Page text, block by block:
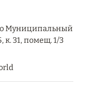
Муниципальный
к. 31, помещ. 1/3